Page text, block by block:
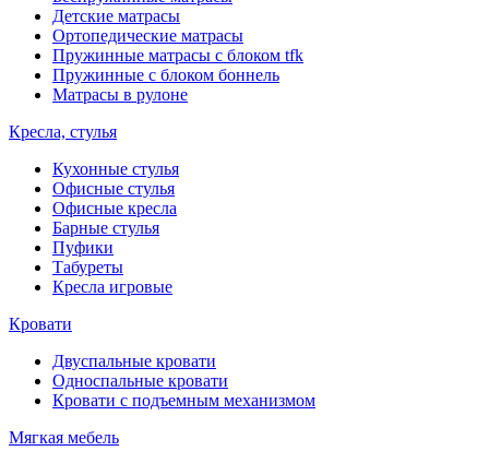
Детские матрасы
Ортопедические матрасы
Пружинные матрасы с блоком tfk
Пружинные с блоком боннель
Матрасы в рулоне
Кресла, стулья
Кухонные стулья
Офисные стулья
Офисные кресла
Барные стулья
Пуфики
Табуреты
Кресла игровые
Кровати
Двуспальные кровати
Односпальные кровати
Кровати с подъемным механизмом
Мягкая мебель